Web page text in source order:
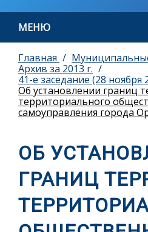
МЕНЮ
Главная
Архив за 2013 г.
41-е заседание (28 ноября
Об установлении границ
территориального
самоуправления города
ОБ
ГРАНИЦ